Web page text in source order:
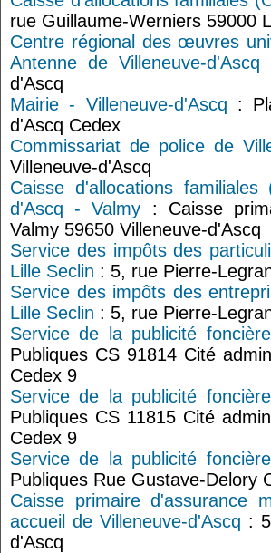
rue Guillaume-Werniers 59000
Centre régional des œuvres
Antenne de Villeneuve-d'Ascq
d'Ascq
Mairie - Villeneuve-d'Ascq :
d'Ascq Cedex
Commissariat de police de
Villeneuve-d'Ascq
Caisse d'allocations
d'Ascq - Valmy : Caisse
Valmy 59650 Villeneuve-d'Ascq
Service des impôts des
Lille Seclin : 5, rue Pierre-
Service des impôts des
Lille Seclin : 5, rue Pierre-
Service de la publicité
Publiques CS 91814 Cité
Cedex 9
Service de la publicité
Publiques CS 11815 Cité
Cedex 9
Service de la publicité
Publiques Rue Gustave-Delory
Caisse primaire d'assurance
accueil de Villeneuve-d'Ascq :
d'Ascq